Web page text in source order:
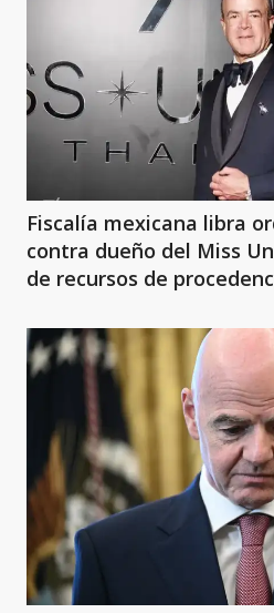
Fiscalía mexicana libra
contra dueño del Miss
de recursos de